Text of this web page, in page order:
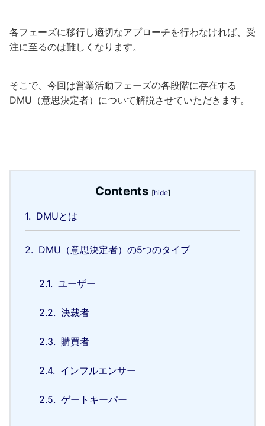
各フェーズに移行し適切なアプローチを行わなければ、受
注に至るのは難しくなります。
そこで、今回は営業活動フェーズの各段階に存在する
DMU（意思決定者）について解説させていただきます。
Contents [hide]
1. DMUとは
2. DMU（意思決定者）の5つのタイプ
2.1. ユーザー
2.2. 決裁者
2.3. 購買者
2.4. インフルエンサー
2.5. ゲートキーパー